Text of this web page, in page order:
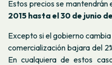
Estos precios se mantendrán
2015 hasta el 30 de junio
Excepto si el gobierno
comercialización bajara del
En cualquiera de estos